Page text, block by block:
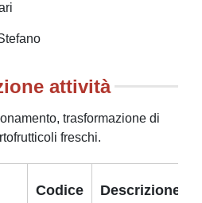
attività
trasformazione di
freschi.
Codice
Descrizione